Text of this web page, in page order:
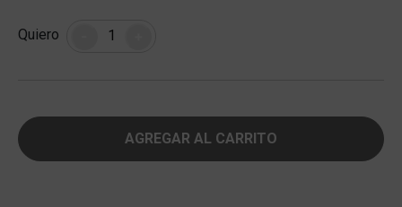
Quiero Cantidad
AGREGAR AL CARRITO